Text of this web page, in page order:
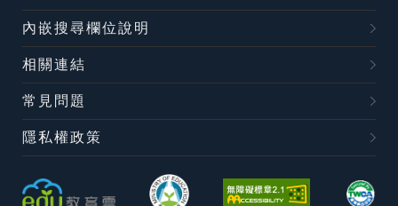
內嵌搜尋欄位說明
相關連結
常見問題
隱私權政策